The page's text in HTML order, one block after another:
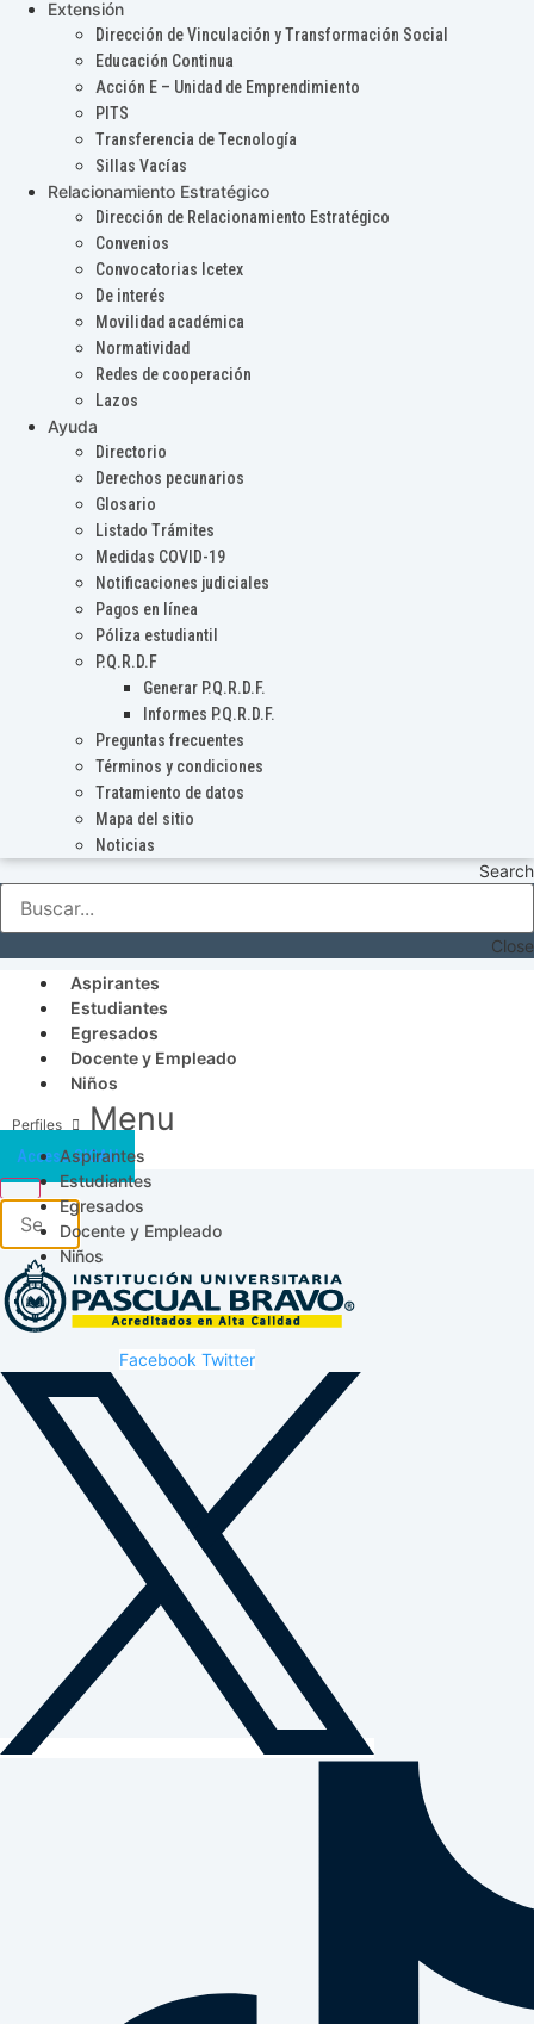
Extensión
Dirección de Vinculación y Transformación Social
Educación Continua
Acción E – Unidad de Emprendimiento
PITS
Transferencia de Tecnología
Sillas Vacías
Relacionamiento Estratégico
Dirección de Relacionamiento Estratégico
Convenios
Convocatorias Icetex
De interés
Movilidad académica
Normatividad
Redes de cooperación
Lazos
Ayuda
Directorio
Derechos pecunarios
Glosario
Listado Trámites
Medidas COVID-19
Notificaciones judiciales
Pagos en línea
Póliza estudiantil
P.Q.R.D.F
Generar P.Q.R.D.F.
Informes P.Q.R.D.F.
Preguntas frecuentes
Términos y condiciones
Tratamiento de datos
Mapa del sitio
Noticias
Search
Close
Aspirantes
Estudiantes
Egresados
Docente y Empleado
Niños
Menu
Aspirantes
Estudiantes
Egresados
Docente y Empleado
Niños
Acceso SICAU
Facebook Twitter